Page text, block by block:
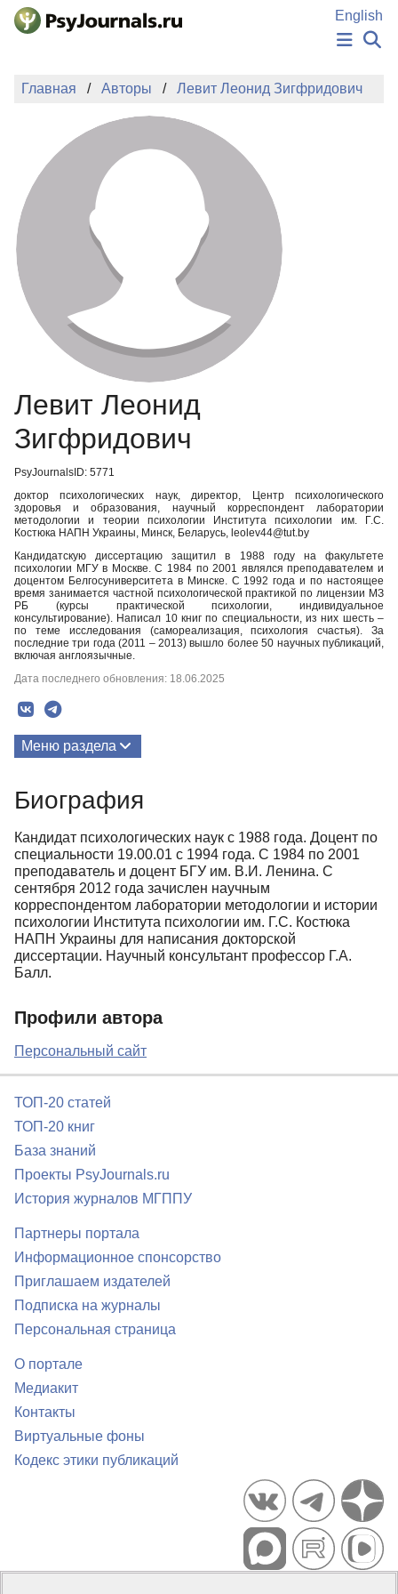
Перейти к основному содержанию
English
НОВОСТИ
АВТОРЫ
ПОДАТЬ РУКОПИСЬ
БАЗА ЗНАНИЙ
КЛЮЧЕВЫЕ СЛОВА
Регистрация
Главная Авторы Левит Леонид Зигфридович
Левит Леонид
Зигфридович
PsyJournalsID: 5771
доктор психологических наук, директор, Центр психологического
здоровья и образования, научный корреспондент лаборатории
методологии и теории психологии Института психологии им. Г.С.
Костюка НАПН Украины, Минск, Беларусь, leolev44@tut.by
Кандидатскую диссертацию защитил в 1988 году на факультете
психологии МГУ в Москве. С 1984 по 2001 являлся преподавателем и
доцентом Белгосуниверситета в Минске. С 1992 года и по настоящее
время занимается частной психологической практикой по лицензии МЗ
РБ (курсы практической психологии, индивидуальное
консультирование). Написал 10 книг по специальности, из них шесть –
по теме исследования (самореализация, психология счастья). За
последние три года (2011 – 2013) вышло более 50 научных публикаций,
включая англоязычные.
Дата последнего обновления: 18.06.2025
Меню раздела
Биография
Биография
Кандидат психологических наук с 1988 года. Доцент по
специальности 19.00.01 с 1994 года. С 1984 по 2001
преподаватель и доцент БГУ им. В.И. Ленина. С
сентября 2012 года зачислен научным
корреспондентом лаборатории методологии и истории
психологии Института психологии им. Г.С. Костюка
НАПН Украины для написания докторской
диссертации. Научный консультант профессор Г.А.
Балл.
Профили автора
Персональный сайт
ТОП-20 статей
ТОП-20 книг
База знаний
Проекты PsyJournals.ru
История журналов МГППУ
Партнеры портала
Информационное спонсорство
Приглашаем издателей
Подписка на журналы
Персональная страница
О портале
Медиакит
Контакты
Виртуальные фоны
Кодекс этики публикаций